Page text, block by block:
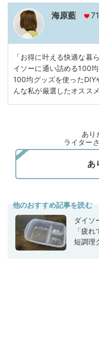
海原藍
「お得に叶える快適な暮
イソーに通い詰める100
100均グッズを使ったDIY
んな私が厳選したオスス
あり
ライター
他のおすすめ記事を読む
ダイソ
「疲
短調理